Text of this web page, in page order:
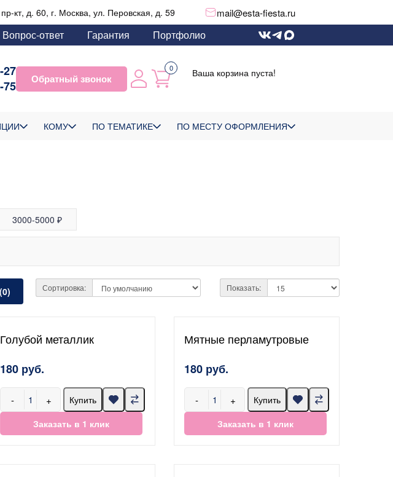
кт, д. 60, г. Москва, ул. Перовская, д. 59 mail@esta-fiesta.ru
Вопрос-ответ Гарантия Портфолио
27
75
Обратный звонок
0 Ваша корзина пуста!
КОМУ ПО ТЕМАТИКЕ ПО МЕСТУ ОФОРМЛЕНИЯ
3000-5000 ₽
Сортировка: Показать:
Голубой металлик
180 руб.
- +
Купить
Заказать в 1 клик
Мятные перламутровые
180 руб.
- +
Купить
Заказать в 1 клик